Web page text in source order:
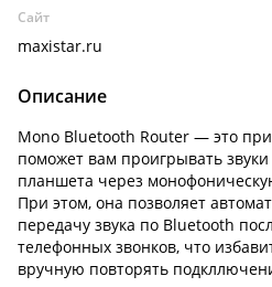
Сайт
maxistar.ru
Описание
Mono Bluetooth Router — это
поможет вам проигрывать
планшета через
При этом, она позволяет
передачу звука по Bluetooth
телефонных звонков, что
вручную повторять